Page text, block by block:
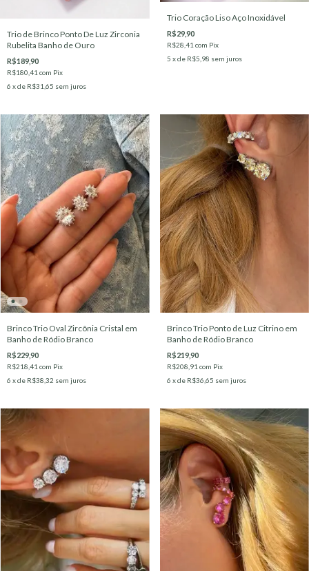
Trio de Brinco Ponto De Luz Zirconia
Rubelita Banho de Ouro
R$189,90
R$180,41 com Pix
6 x de R$31,65 sem juros
Trio Coração Liso Aço Inoxidável
R$29,90
R$28,41 com Pix
5 x de R$5,98 sem juros
Brinco Trio Oval Zircônia Cristal em
Banho de Ródio Branco
R$229,90
R$218,41 com Pix
6 x de R$38,32 sem juros
Brinco Trio Ponto de Luz Citrino em
Banho de Ródio Branco
R$219,90
R$208,91 com Pix
6 x de R$36,65 sem juros